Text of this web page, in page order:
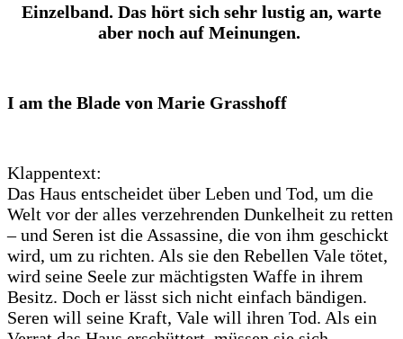
Einzelband. Das hört sich sehr lustig an, warte
aber noch auf Meinungen.
I am the Blade von Marie Grasshoff
Klappentext:
Das Haus entscheidet über Leben und Tod, um die
Welt vor der alles verzehrenden Dunkelheit zu retten
– und Seren ist die Assassine, die von ihm geschickt
wird, um zu richten. Als sie den Rebellen Vale tötet,
wird seine Seele zur mächtigsten Waffe in ihrem
Besitz. Doch er lässt sich nicht einfach bändigen.
Seren will seine Kraft, Vale will ihren Tod. Als ein